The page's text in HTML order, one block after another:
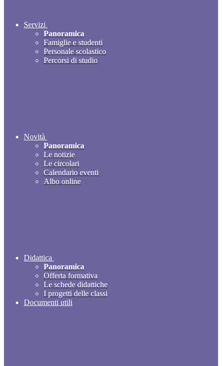
Servizi
Panoramica
Famiglie e studenti
Personale scolastico
Percorsi di studio
Novità
Panoramica
Le notizie
Le circolari
Calendario eventi
Albo online
Didattica
Panoramica
Offerta formativa
Le schede didattiche
I progetti delle classi
Documenti utili